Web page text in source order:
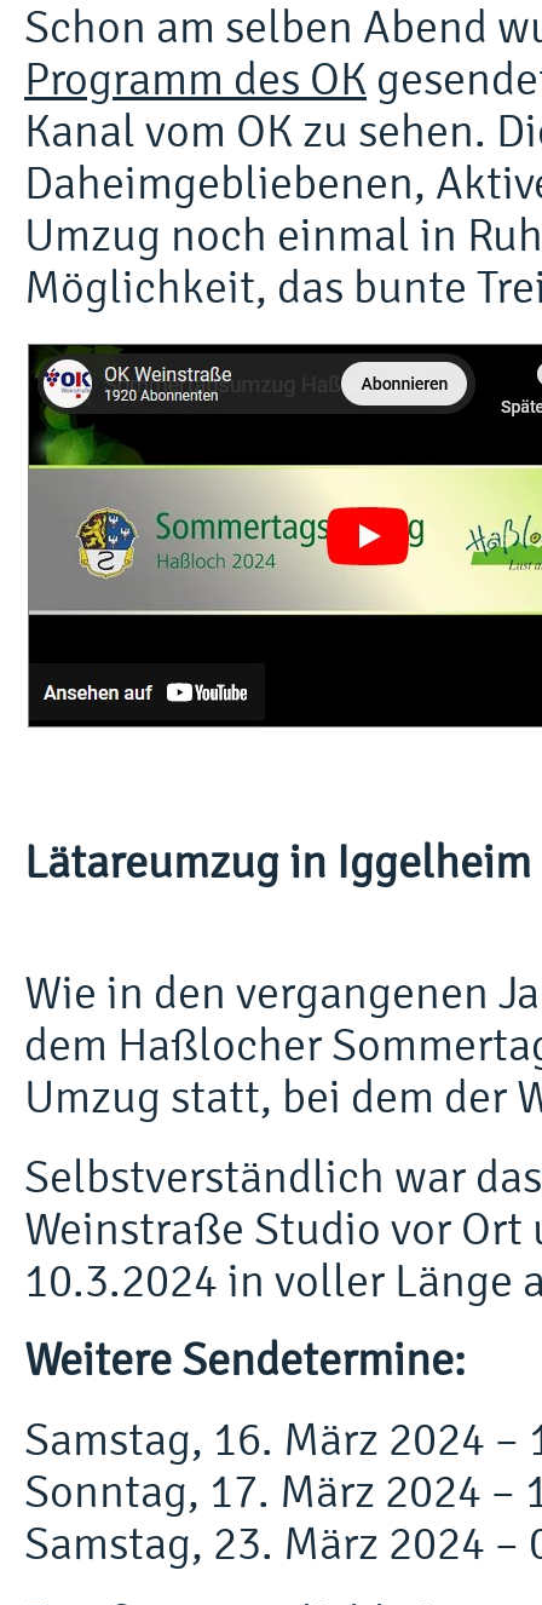
Schon am selben Abend
Programm des OK
Kanal vom OK zu sehen.
Daheimgebliebenen,
Umzug noch einmal in
Möglichkeit, das bunte
Lätareumzug in
Wie in den vergangenen
dem Haßlocher
Umzug statt, bei dem der
Selbstverständlich war
Weinstraße Studio vor Ort
10.3.2024 in voller Länge
Weitere Sendetermine:
Samstag, 16. März 2024 –
Sonntag, 17. März 2024 –
Samstag, 23. März 2024 –